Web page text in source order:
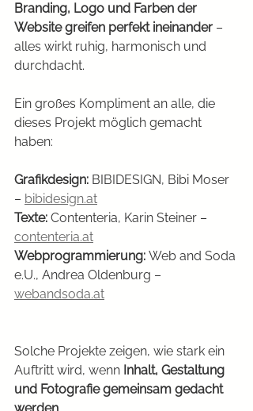
Branding, Logo und Farben der
Website greifen perfekt ineinander –
alles wirkt ruhig, harmonisch und
durchdacht.
Ein großes Kompliment an alle, die
dieses Projekt möglich gemacht
haben:
Grafikdesign: BIBIDESIGN, Bibi Moser
– bibidesign.at
Texte: Contenteria, Karin Steiner –
contenteria.at
Webprogrammierung: Web and Soda
e.U., Andrea Oldenburg –
webandsoda.at
Solche Projekte zeigen, wie stark ein
Auftritt wird, wenn Inhalt, Gestaltung
und Fotografie gemeinsam gedacht